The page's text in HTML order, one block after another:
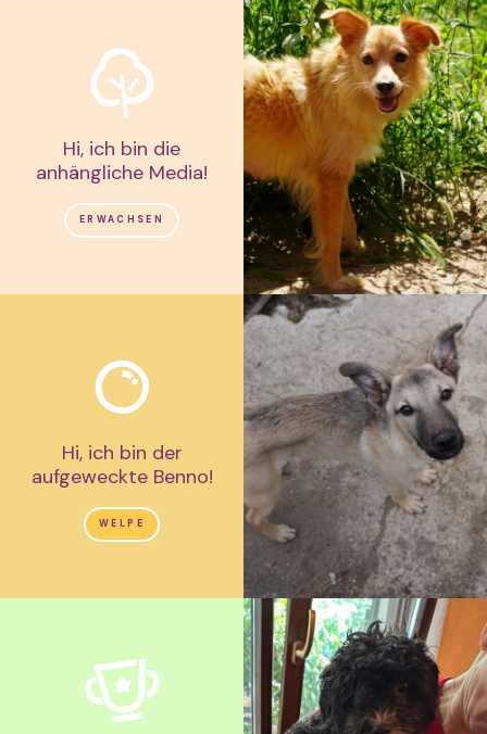
Hi, ich bin die
anhängliche Media!
ERWACHSEN
Hi, ich bin der
aufgeweckte Benno!
WELPE